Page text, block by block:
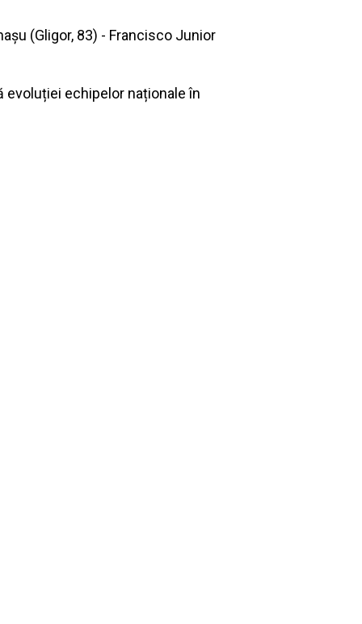
(Gligor, 83) - Francisco Junior
evoluției echipelor naționale în